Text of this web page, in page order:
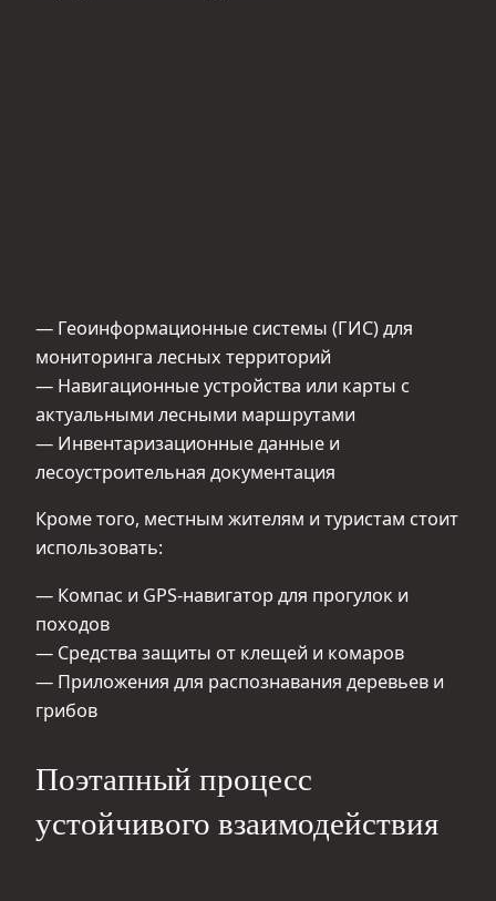
— Геоинформационные системы (ГИС) для
мониторинга лесных территорий
— Навигационные устройства или карты с
актуальными лесными маршрутами
— Инвентаризационные данные и
лесоустроительная документация
Кроме того, местным жителям и туристам стоит
использовать:
— Компас и GPS-навигатор для прогулок и
походов
— Средства защиты от клещей и комаров
— Приложения для распознавания деревьев и
грибов
Поэтапный процесс
устойчивого взаимодействия